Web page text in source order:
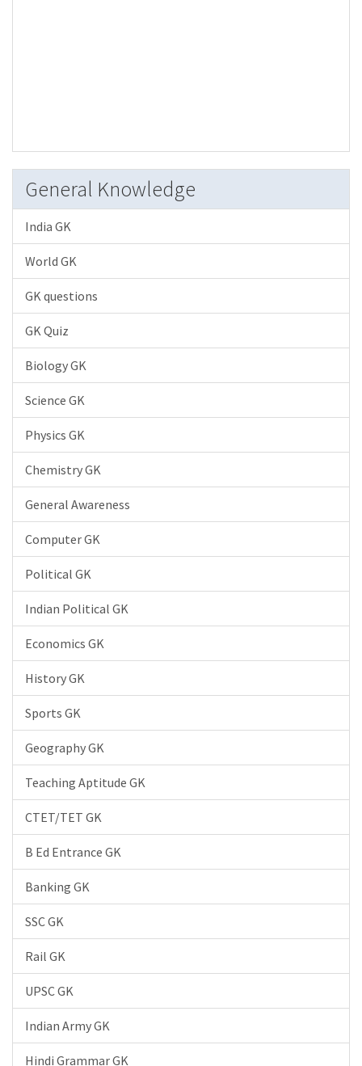
General Knowledge
India GK
World GK
GK questions
GK Quiz
Biology GK
Science GK
Physics GK
Chemistry GK
General Awareness
Computer GK
Political GK
Indian Political GK
Economics GK
History GK
Sports GK
Geography GK
Teaching Aptitude GK
CTET/TET GK
B Ed Entrance GK
Banking GK
SSC GK
Rail GK
UPSC GK
Indian Army GK
Hindi Grammar GK